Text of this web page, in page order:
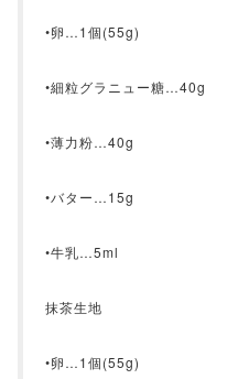
•卵…1個(55g)
•細粒グラニュー糖…40g
•薄力粉…40g
•バター…15g
•牛乳…5ml
抹茶生地
•卵…1個(55g)